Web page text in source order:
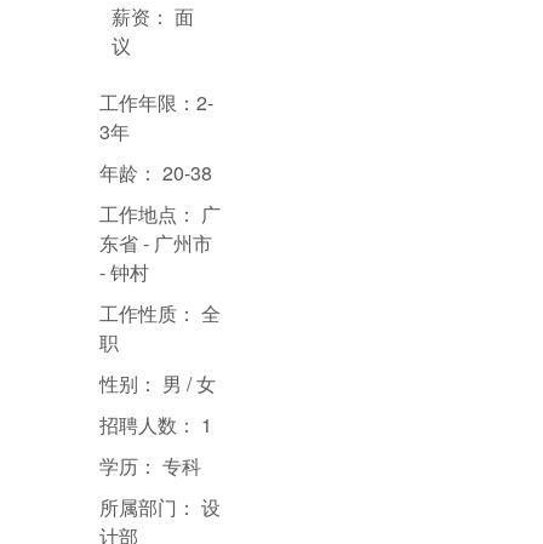
薪资： 面
议
工作年限：2-
3年
年龄： 20-38
工作地点： 广
东省 - 广州市
- 钟村
工作性质： 全
职
性别： 男 / 女
招聘人数： 1
学历： 专科
所属部门： 设
计部